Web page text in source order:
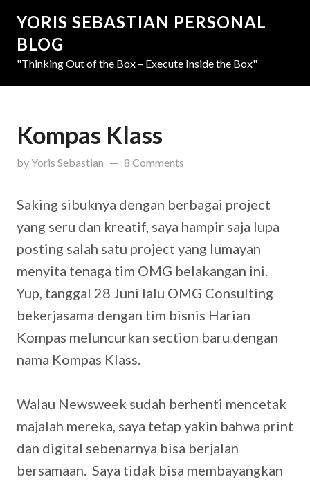
YORIS SEBASTIAN PERSONAL
BLOG
"Thinking Out of the Box – Execute Inside the Box"
Kompas Klass
by Yoris Sebastian updated onMarch 31, 2019
8 Comments
Saking sibuknya dengan berbagai project
yang seru dan kreatif, saya hampir saja lupa
posting salah satu project yang lumayan
menyita tenaga tim OMG belakangan ini.
Yup, tanggal 28 Juni lalu OMG Consulting
bekerjasama dengan tim bisnis Harian
Kompas meluncurkan section baru dengan
nama Kompas Klass.
Walau Newsweek sudah berhenti mencetak
majalah mereka, saya tetap yakin bahwa print
dan digital sebenarnya bisa berjalan
bersamaan. Saya tidak bisa membayangkan